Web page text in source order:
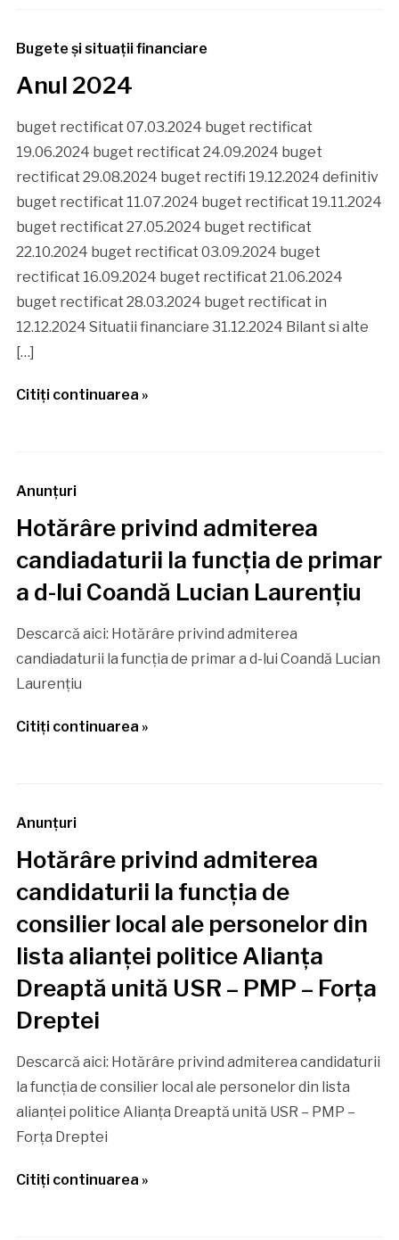
Bugete și situații financiare
Anul 2024
buget rectificat 07.03.2024 buget rectificat
19.06.2024 buget rectificat 24.09.2024 buget
rectificat 29.08.2024 buget rectifi 19.12.2024 definitiv
buget rectificat 11.07.2024 buget rectificat 19.11.2024
buget rectificat 27.05.2024 buget rectificat
22.10.2024 buget rectificat 03.09.2024 buget
rectificat 16.09.2024 buget rectificat 21.06.2024
buget rectificat 28.03.2024 buget rectificat in
12.12.2024 Situatii financiare 31.12.2024 Bilant si alte
[…]
Citiţi continuarea »
Anunţuri
Hotărâre privind admiterea
candiadaturii la funcția de primar
a d-lui Coandă Lucian Laurențiu
Descarcă aici: Hotărâre privind admiterea
candiadaturii la funcția de primar a d-lui Coandă Lucian
Laurențiu
Citiţi continuarea »
Anunţuri
Hotărâre privind admiterea
candidaturii la funcția de
consilier local ale personelor din
lista alianței politice Alianța
Dreaptă unită USR – PMP – Forța
Dreptei
Descarcă aici: Hotărâre privind admiterea candidaturii
la funcția de consilier local ale personelor din lista
alianței politice Alianța Dreaptă unită USR – PMP –
Forța Dreptei
Citiţi continuarea »